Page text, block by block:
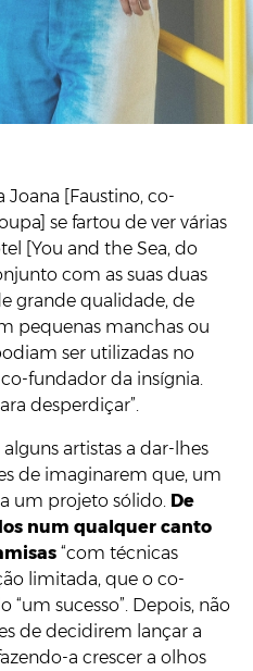
de Cura by the Sea.
[Faustino, co-
se fartou de ver várias
[You and the Sea, do
com as suas duas
grande qualidade, de
pequenas manchas ou
ser utilizadas no
fundador da insígnia.
desperdiçar”.
artistas a dar-lhes
de imaginarem que, um
um projeto sólido. De
num qualquer canto
“com técnicas
limitada, que o co-
sucesso”. Depois, não
de decidirem lançar a
a crescer a olhos